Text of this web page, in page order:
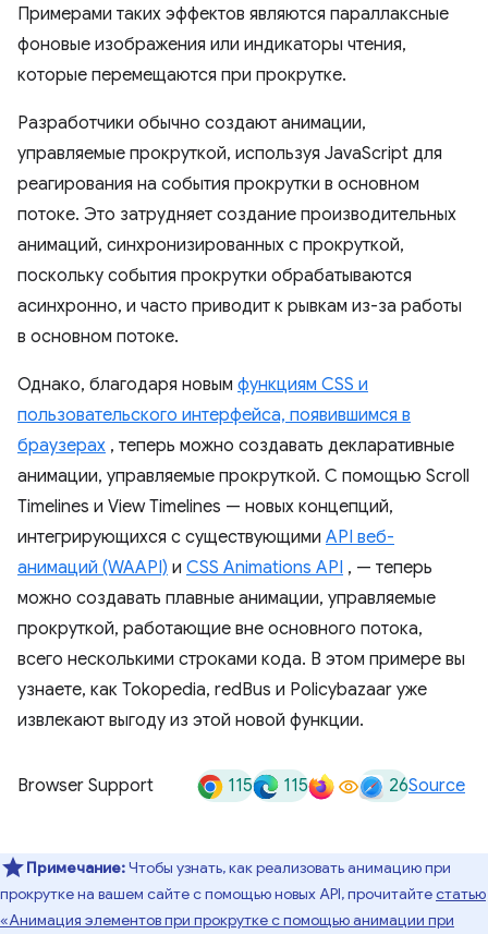
Примерами таких эффектов являются параллаксные
фоновые изображения или индикаторы чтения,
которые перемещаются при прокрутке.
Разработчики обычно создают анимации,
управляемые прокруткой, используя JavaScript для
реагирования на события прокрутки в основном
потоке. Это затрудняет создание производительных
анимаций, синхронизированных с прокруткой,
поскольку события прокрутки обрабатываются
асинхронно, и часто приводит к рывкам из-за работы
в основном потоке.
Однако, благодаря новым функциям CSS и
пользовательского интерфейса, появившимся в
браузерах , теперь можно создавать декларативные
анимации, управляемые прокруткой. С помощью Scroll
Timelines и View Timelines — новых концепций,
интегрирующихся с существующими API веб-
анимаций (WAAPI) и CSS Animations API , — теперь
можно создавать плавные анимации, управляемые
прокруткой, работающие вне основного потока,
всего несколькими строками кода. В этом примере вы
узнаете, как Tokopedia, redBus и Policybazaar уже
извлекают выгоду из этой новой функции.
Browser Support 115 115 26Source
Примечание:Чтобы узнать, как реализовать анимацию при
прокрутке на вашем сайте с помощью новых API, прочитайтестатью
«Анимация элементов при прокрутке с помощью анимации при